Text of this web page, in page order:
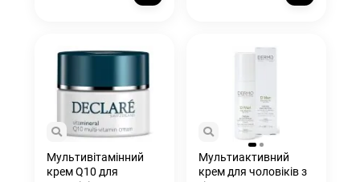
Мультивітамінний
крем Q10 для
Мультиактивний
крем для чоловіків з